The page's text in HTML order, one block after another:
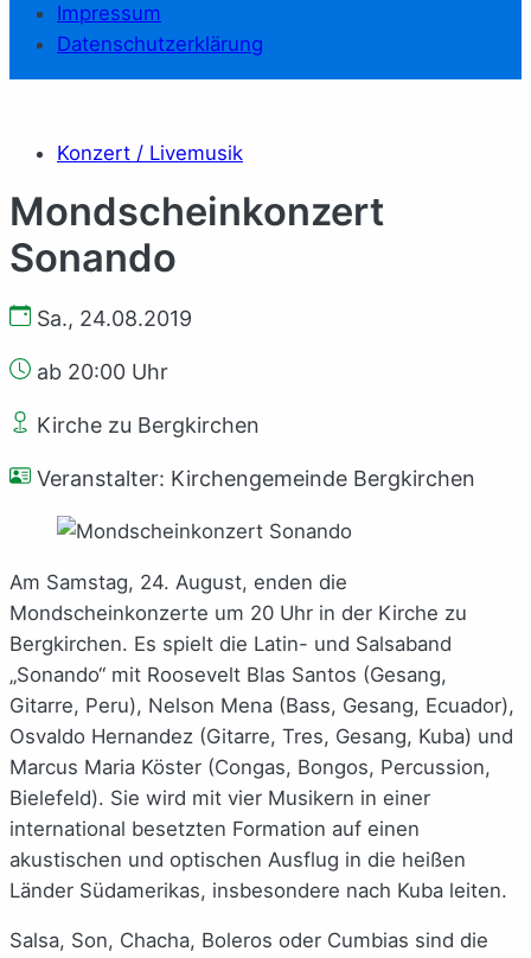
Impressum
Datenschutzerklärung
Konzert / Livemusik
Mondscheinkonzert
Sonando
Sa., 24.08.2019
ab 20:00 Uhr
Kirche zu Bergkirchen
Veranstalter: Kirchengemeinde Bergkirchen
Am Samstag, 24. August, enden die
Mondscheinkonzerte um 20 Uhr in der Kirche zu
Bergkirchen. Es spielt die Latin- und Salsaband
„Sonando“ mit Roosevelt Blas Santos (Gesang,
Gitarre, Peru), Nelson Mena (Bass, Gesang, Ecuador),
Osvaldo Hernandez (Gitarre, Tres, Gesang, Kuba) und
Marcus Maria Köster (Congas, Bongos, Percussion,
Bielefeld). Sie wird mit vier Musikern in einer
international besetzten Formation auf einen
akustischen und optischen Ausflug in die heißen
Länder Südamerikas, insbesondere nach Kuba leiten.
Salsa, Son, Chacha, Boleros oder Cumbias sind die